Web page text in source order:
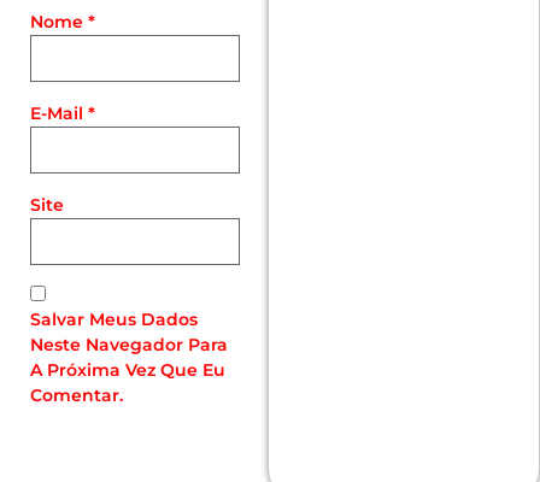
Nome *
E-Mail *
Site
Salvar Meus Dados
Neste Navegador Para
A Próxima Vez Que Eu
Comentar.